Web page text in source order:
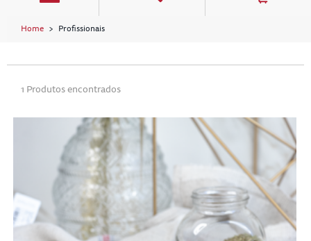
Home Profissionais
1 Produtos encontrados